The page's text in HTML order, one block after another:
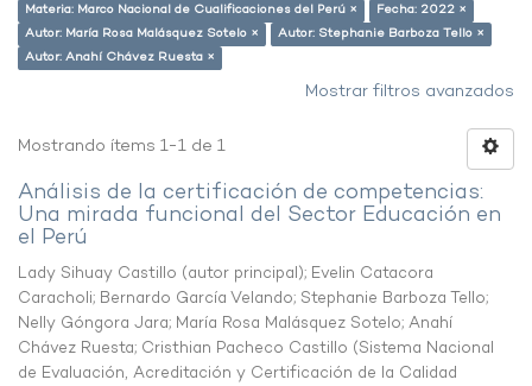
Materia: Marco Nacional de Cualificaciones del Perú ×
Fecha: 2022 ×
Autor: María Rosa Malásquez Sotelo ×
Autor: Stephanie Barboza Tello ×
Autor: Anahí Chávez Ruesta ×
Mostrar filtros avanzados
Mostrando ítems 1-1 de 1
Análisis de la certificación de competencias:
Una mirada funcional del Sector Educación en
el Perú
Lady Sihuay Castillo (autor principal); Evelin Catacora
Caracholi; Bernardo García Velando; Stephanie Barboza Tello;
Nelly Góngora Jara; María Rosa Malásquez Sotelo; Anahí
Chávez Ruesta; Cristhian Pacheco Castillo (Sistema Nacional
de Evaluación, Acreditación y Certificación de la Calidad